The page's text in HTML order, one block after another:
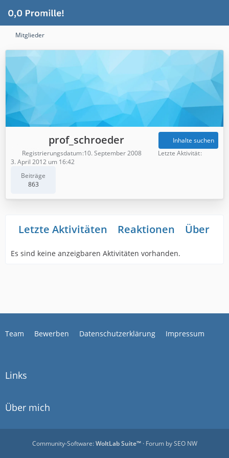
Mitglieder
prof_schroeder
Beiträge
863
Inhalte suchen
Registrierungsdatum 10. September 2008
Letzte Aktivität
3. April 2012 um 16:42
Letzte Aktivitäten Reaktionen Über
Es sind keine anzeigbaren Aktivitäten vorhanden.
Team Bewerben Datenschutzerklärung Impressum
Links
Über mich
Community-Software:WoltLab Suite™· Forum bySEO NW